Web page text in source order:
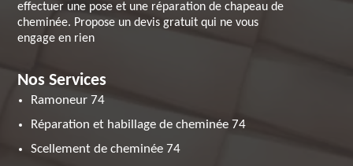
effectuer une pose et une réparation de chapeau de
cheminée. Propose un devis gratuit qui ne vous
engage en rien
Nos Services
Ramoneur 74
Réparation et habillage de cheminée 74
Scellement de cheminée 74